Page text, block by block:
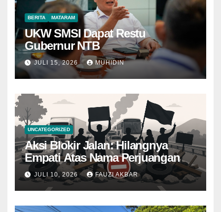
BERITA MATARAM
UKW SMSI Dapat Restu
Gubernur NTB
JULI 15, 2026 MUHIDIN
UNCATEGORIZED
Aksi Blokir Jalan: Hilangnya
Empati Atas Nama Perjuangan
JULI 10, 2026 FAUZI AKBAR